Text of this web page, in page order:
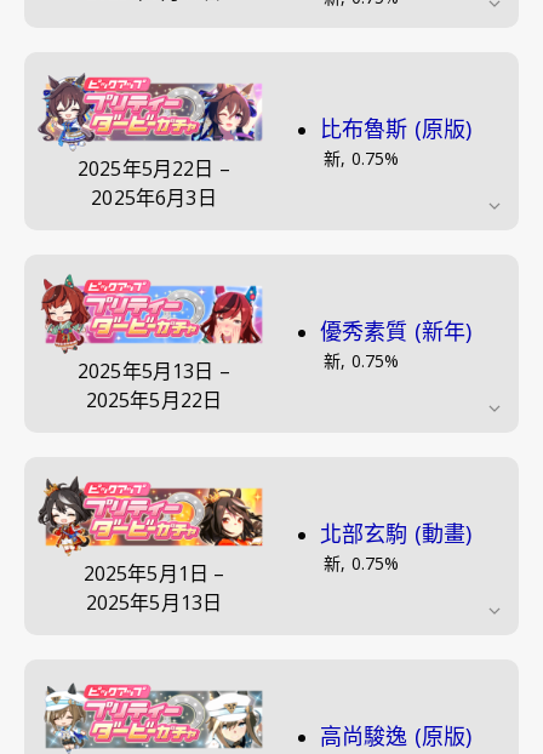
2025年5月22日 –
2025年6月3日
比布魯斯 (原版)
新, 0.75%
2025年5月13日 –
2025年5月22日
優秀素質 (新年)
新, 0.75%
2025年5月1日 –
2025年5月13日
北部玄駒 (動畫)
新, 0.75%
高尚駿逸 (原版)